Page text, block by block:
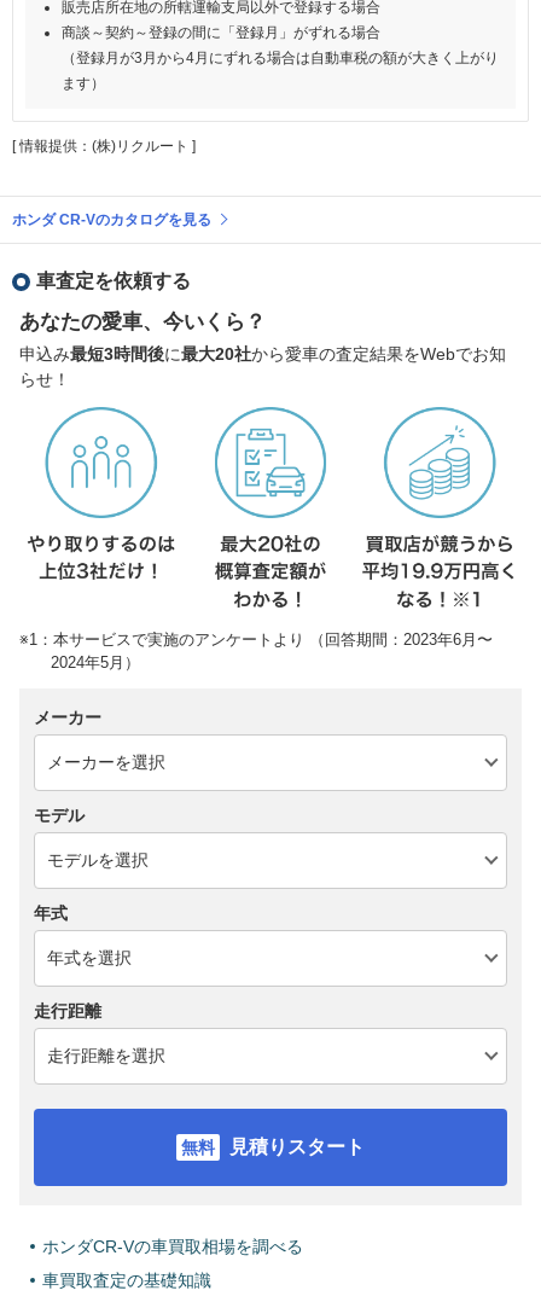
販売店所在地の所轄運輸支局以外で登録する場合
商談～契約～登録の間に「登録月」がずれる場合
（登録月が3月から4月にずれる場合は自動車税の額が大きく上がり
ます）
[ 情報提供：(株)リクルート ]
ホンダ CR-Vのカタログを見る
車査定を依頼する
あなたの愛車、今いくら？
申込み最短3時間後に最大20社から愛車の査定結果をWebでお知
らせ！
※1：本サービスで実施のアンケートより （回答期間：2023年6月〜
2024年5月）
メーカー
モデル
年式
走行距離
見積りスタート
ホンダCR-Vの車買取相場を調べる
車買取査定の基礎知識